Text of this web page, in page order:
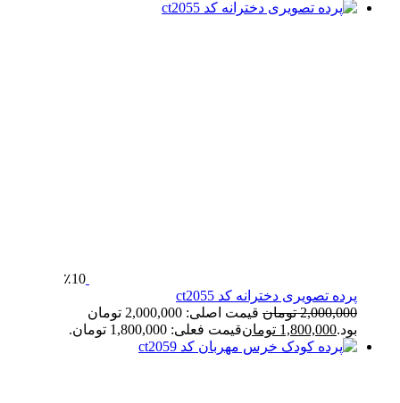
٪10
پرده تصویری دخترانه کد ct2055
2,000,000 تومان
قیمت اصلی: 2,000,000 تومان
بود.1,800,000 تومانقیمت فعلی: 1,800,000 تومان.